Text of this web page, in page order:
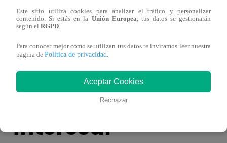
¡Imitadora de Laura Pausini se consagró
ganadora de Yo Soy: Nueva Generación!
También te puede
interesar
Este sitio utiliza cookies para analizar el tráfico y personalizar
contenido. Si estás en la Unión Europea, tus datos se gestionarán
según el RGPD.
Para conocer mejor como se utilizan tus datos te invitamos leer nuestra
pagina de Política de privacidad.
Aceptar Cookies
Rechazar